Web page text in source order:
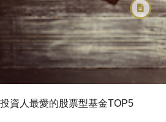
投資人最愛的股票型基金TOP5